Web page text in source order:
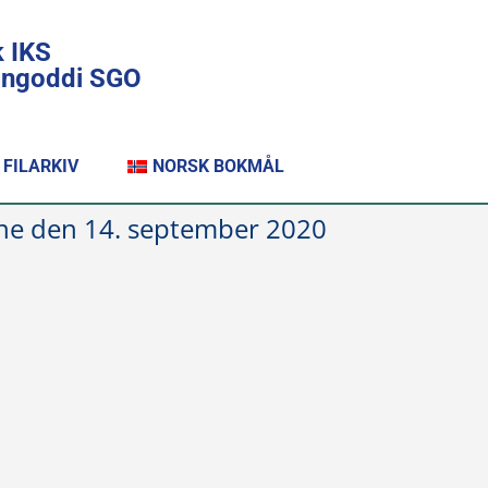
IKS
SGO
FILARKIV NORSK BOKMÅL
den 14. september 2020